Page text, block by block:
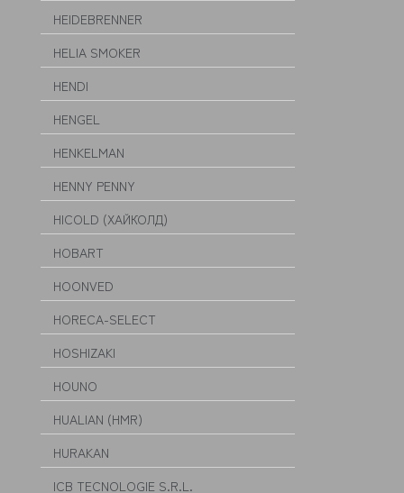
HEIDEBRENNER
HELIA SMOKER
HENDI
HENGEL
HENKELMAN
HENNY PENNY
HICOLD (ХАЙКОЛД)
HOBART
HOONVED
HORECA-SELECT
HOSHIZAKI
HOUNO
HUALIAN (HMR)
HURAKAN
ICB TECNOLOGIE S.R.L.